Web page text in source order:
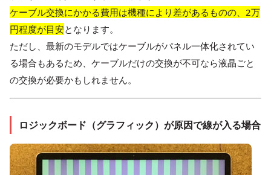
ケーブル交換にかかる費用は機種により差があるものの、2万
円程度が目安となります。
ただし、最新のモデルではケーブルがパネル一体化されてい
る場合もあるため、ケーブルだけの交換が不可なら液晶ごと
の交換が必要かもしれません。
ロジックボード（グラフィック）が原因で線が入る場合